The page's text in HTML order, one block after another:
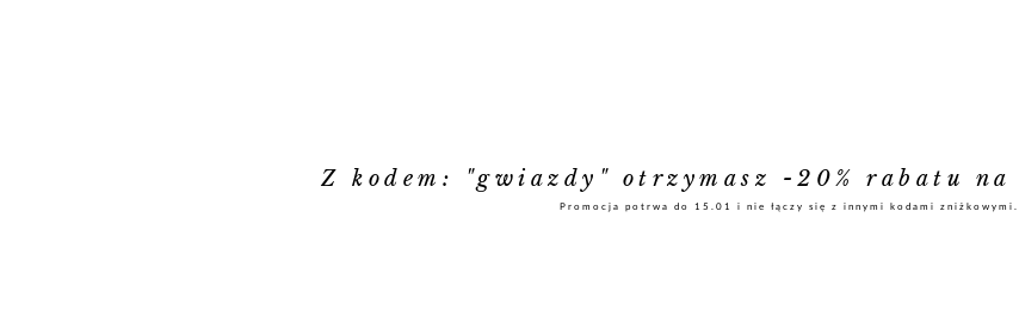
Z kodem: "gwiazdy" otrzymasz -20% rabatu
Promocja potrwa do 15.01 i nie łączy się z innymi kodami zniżkowymi.